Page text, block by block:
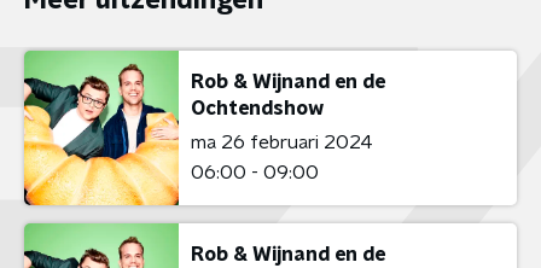
Rob & Wijnand en de
Ochtendshow
ma 26 februari 2024
06:00 - 09:00
Rob & Wijnand en de